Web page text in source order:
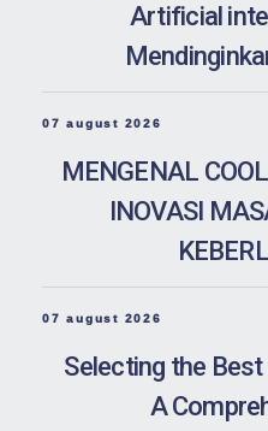
Artificial
07 august 2026
MENGENAL
INOVASI
07 august 2026
Selecting the
A